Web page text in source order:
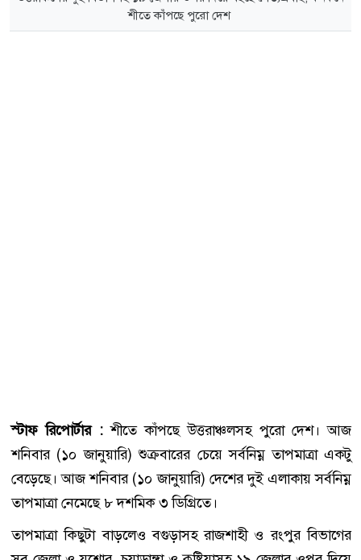
শীতে কাঁপছে পুরো দেশ
স্টাফ রিপোর্টার :শীতে কাঁপছে উত্তরাঞ্চলসহ পুরো দেশ। আজ
শনিবার (১০ জানুয়ারি) শুক্রবারের চেয়ে সর্বনিম্ন তাপমাত্রা একটু
বেড়েছে। আজ শনিবার (১০ জানুয়ারি) দেশের দুই এলাকায় সর্বনিম্ন
তাপমাত্রা নেমেছে ৮ দশমিক ৩ ডিগ্রিতে।
তাপমাত্রা কিছুটা বাড়লেও বগুড়াসহ রাজশাহী ও রংপুর বিভাগের